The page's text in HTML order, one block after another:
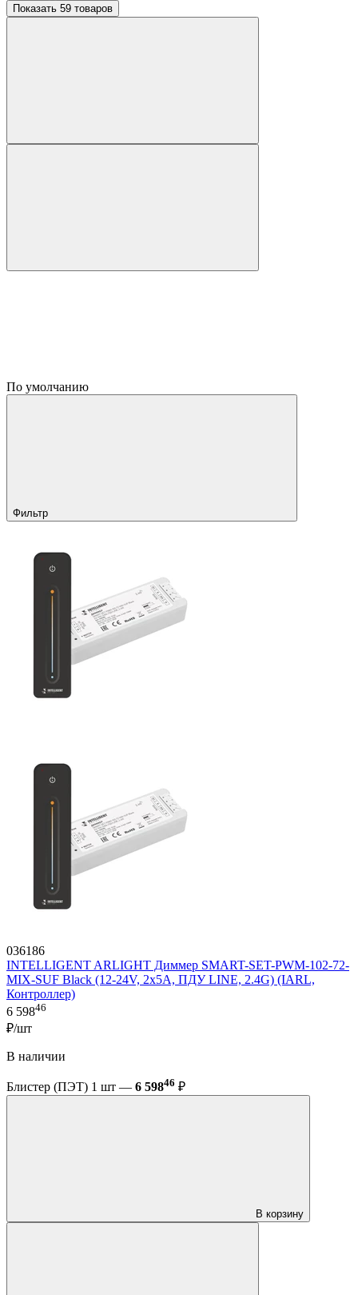
Показать 59 товаров
По умолчанию
Фильтр
036186
INTELLIGENT ARLIGHT Диммер SMART-SET-PWM-102-72-
MIX-SUF Black (12-24V, 2x5A, ПДУ LINE, 2.4G) (IARL,
Контроллер)
6 59846
₽/шт
В наличии
Блистер (ПЭТ) 1 шт — 6 59846 ₽
В корзину